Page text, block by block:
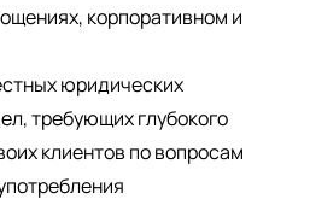
корпоративном и
юридических
требующих глубокого
клиентов по вопросам